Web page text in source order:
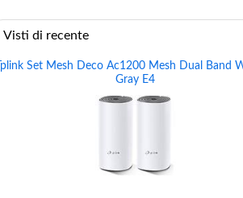
Visti di recente
Tplink Set Mesh Deco Ac1200 Mesh Dual Band
Gray E4